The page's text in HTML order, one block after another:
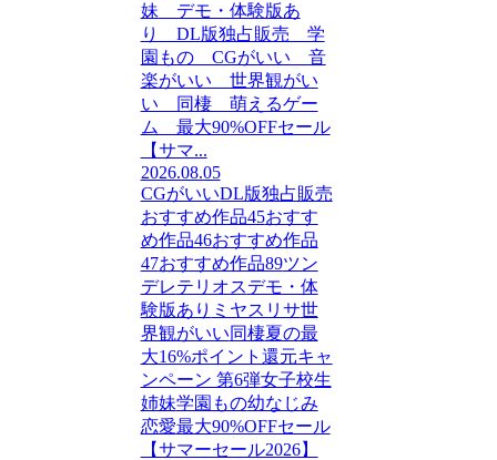
妹 デモ・体験版あ
り DL版独占販売 学
園もの CGがいい 音
楽がいい 世界観がい
い 同棲 萌えるゲー
ム 最大90%OFFセール
【サマ...
2026.08.05
CGがいいDL版独占販売
おすすめ作品45おすす
め作品46おすすめ作品
47おすすめ作品89ツン
デレテリオスデモ・体
験版あり ミヤスリサ世
界観がいい同棲夏の最
大16%ポイント還元キャ
ンペーン 第6弾女子校生
姉妹学園もの幼なじみ
恋愛最大90%OFFセール
【サマーセール2026】